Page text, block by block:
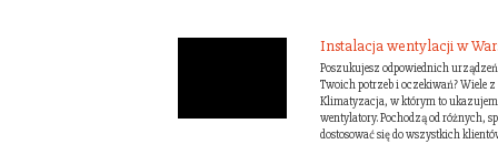
Instalacja wentylacji w
Poszukujesz odpowiednich
Twoich potrzeb i oczekiwań? Wiele
Klimatyzacja, w którym to
wentylatory. Pochodzą od różnych,
dostosować się do wszystkich